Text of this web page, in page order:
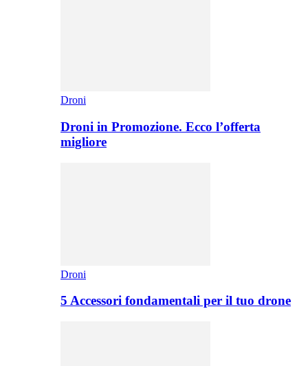
Droni
Droni in Promozione. Ecco l’offerta
migliore
Droni
5 Accessori fondamentali per il tuo drone